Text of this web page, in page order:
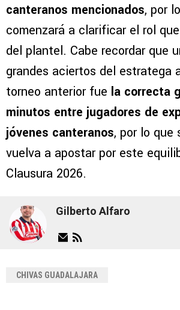
canteranos mencionados, por
comenzará a clarificar el rol
del plantel. Cabe recordar que
grandes aciertos del estratega
torneo anterior fue la correcta
minutos entre jugadores de
jóvenes canteranos, por lo que
vuelva a apostar por este
Clausura 2026.
Gilberto Alfaro
CHIVAS GUADALAJARA